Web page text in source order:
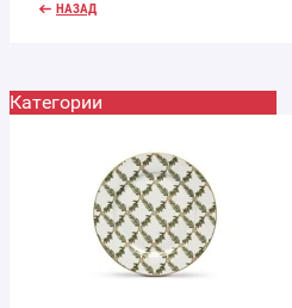
Категории
НАЗАД